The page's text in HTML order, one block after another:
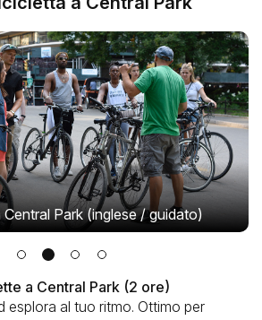
Park (inglese / guidato)
a Central Park (2 ore)
esplora al tuo ritmo. Ottimo per